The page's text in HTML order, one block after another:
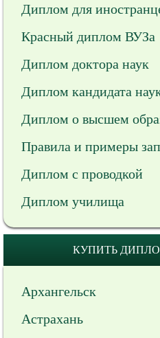
Диплом для
Красный диплом ВУЗа
Диплом доктора наук
Диплом кандидата
Диплом о высшем
Правила и примеры
Диплом с проводкой
Диплом училища
КУПИТЬ
Архангельск
Астрахань